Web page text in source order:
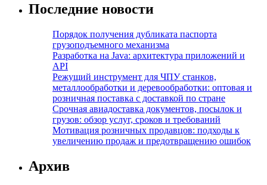
Последние новости
Порядок получения дубликата паспорта
грузоподъемного механизма
Разработка на Java: архитектура приложений и
API
Режущий инструмент для ЧПУ станков,
металлообработки и деревообработки: оптовая и
розничная поставка с доставкой по стране
Срочная авиадоставка документов, посылок и
грузов: обзор услуг, сроков и требований
Мотивация розничных продавцов: подходы к
увеличению продаж и предотвращению ошибок
Архив